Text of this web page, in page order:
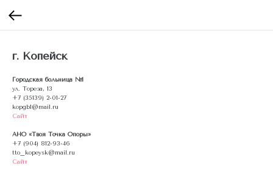
г. Копейск
Городская больница №1
ул. Тореза, 13
+7 (35139) 2-01-27
kopgb1@mail.ru
Сайт
АНО «Твоя Точка Опоры»
+7 (904) 812-93-46
tto_kopeysk@mail.ru
Сайт